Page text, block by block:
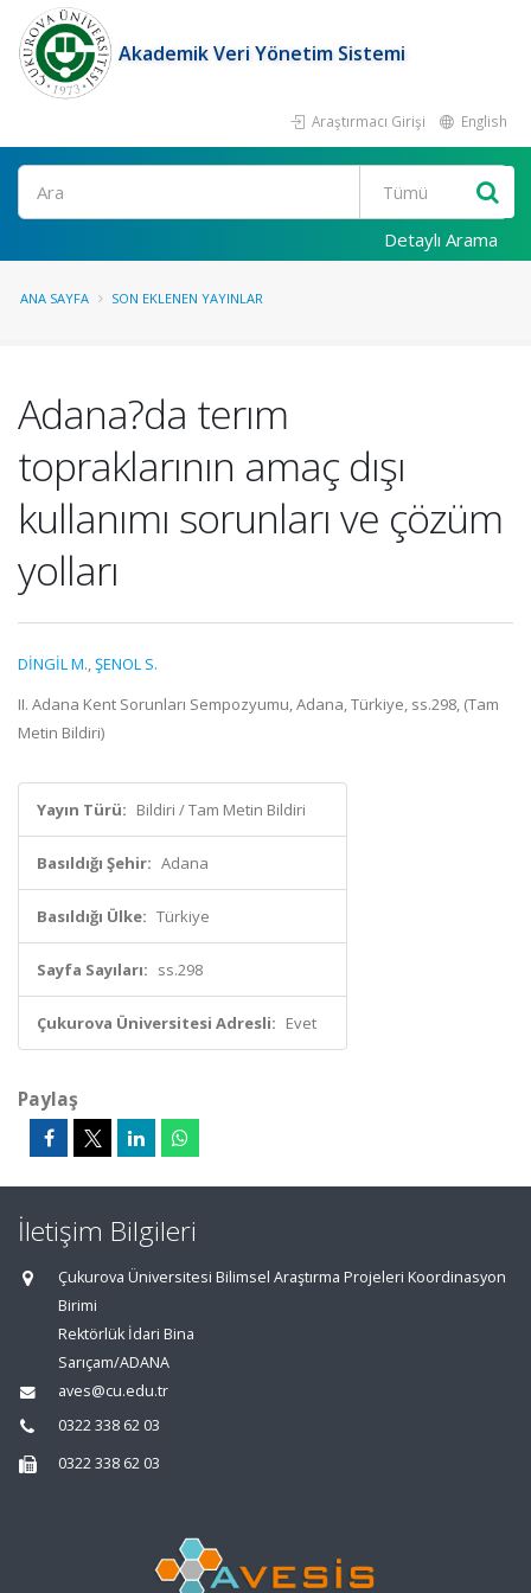
Akademik Veri Yönetim Sistemi
Araştırmacı Girişi English
Ara
Detaylı Arama
ANA SAYFA SON EKLENEN YAYINLAR
Adana?da terım
topraklarının amaç dışı
kullanımı sorunları ve çözüm
yolları
DİNGİL M.,ŞENOL S.
II. Adana Kent Sorunları Sempozyumu, Adana, Türkiye, ss.298, (Tam
Metin Bildiri)
Yayın Türü: Bildiri / Tam Metin Bildiri
Basıldığı Şehir: Adana
Basıldığı Ülke: Türkiye
Sayfa Sayıları: ss.298
Çukurova Üniversitesi Adresli: Evet
Paylaş
İletişim Bilgileri
Çukurova Üniversitesi Bilimsel Araştırma Projeleri Koordinasyon
Birimi
Rektörlük İdari Bina
Sarıçam/ADANA
aves@cu.edu.tr
0322 338 62 03
0322 338 62 03